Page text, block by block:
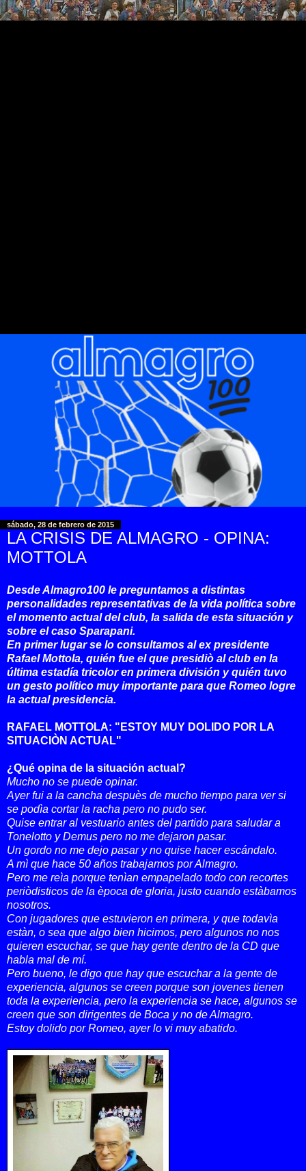
sábado, 28 de febrero de 2015
LA CRISIS DE ALMAGRO - OPINA:
MOTTOLA
Desde Almagro100 le preguntamos a distintas
personalidades representativas de la vida política sobre
el momento actual del club, la salida de esta situación y
sobre el caso Sparapani.
En primer lugar se lo consultamos al ex presidente
Rafael Mottola, quién fue el que presidiò al club en la
última estadía tricolor en primera división y quién tuvo
un gesto político muy importante para que Romeo logre
la actual presidencia.
RAFAEL MOTTOLA: "ESTOY MUY DOLIDO POR LA
SITUACIÒN ACTUAL"
¿Qué opina de la situación actual?
Mucho no se puede opinar.
Ayer fui a la cancha despuès de mucho tiempo para ver si
se podìa cortar la racha pero no pudo ser.
Quise entrar al vestuario antes del partido para saludar a
Tonelotto y Demus pero no me dejaron pasar.
Un gordo no me dejo pasar y no quise hacer escándalo.
A mì que hace 50 años trabajamos por Almagro.
Pero me reìa porque tenìan empapelado todo con recortes
periòdisticos de la època de gloria, justo cuando estàbamos
nosotros.
Con jugadores que estuvieron en primera, y que todavìa
estàn, o sea que algo bien hicimos, pero algunos no nos
quieren escuchar, se que hay gente dentro de la CD que
habla mal de mí.
Pero bueno, le digo que hay que escuchar a la gente de
experiencia, algunos se creen porque son jovenes tienen
toda la experiencia, pero la experiencia se hace, algunos se
creen que son dirigentes de Boca y no de Almagro.
Estoy dolido por Romeo, ayer lo vi muy abatido.